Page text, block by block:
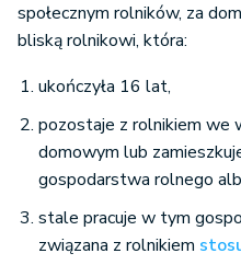
społecznym rolników, za
bliską rolnikowi, która:
ukończyła 16 lat,
pozostaje z rolnikiem we
domowym lub
gospodarstwa rolnego
stale pracuje w tym
związana z rolnikiem